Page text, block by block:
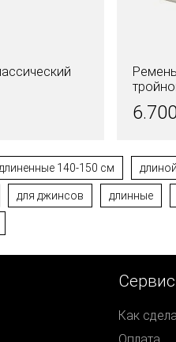
6.700
140-150 см
для джинсов длинные
Сервис
Как